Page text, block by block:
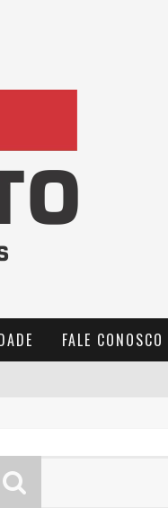
FALE CONOSCO